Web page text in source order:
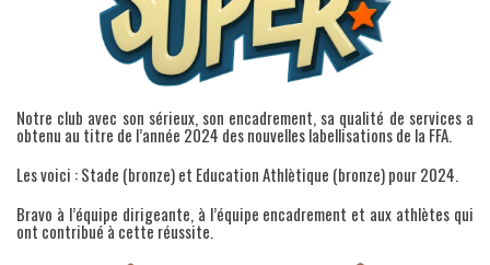
Notre club avec son sérieux, son encadrement, sa qualité de services a
obtenu au titre de l’année 2024 des nouvelles labellisations de la FFA.
Les voici : Stade (bronze) et Education Athlètique (bronze) pour 2024.
Bravo à l’équipe dirigeante, à l’équipe encadrement et aux athlètes qui
ont contribué à cette réussite.